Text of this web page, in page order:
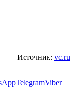
Источник: vc.ru
TelegramViber